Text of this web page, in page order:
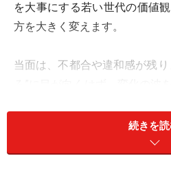
を大事にする若い世代の価値
方を大きく変えます。
当面は、不都合や違和感が残
＜あなたの今週の運勢は？＞
続きを